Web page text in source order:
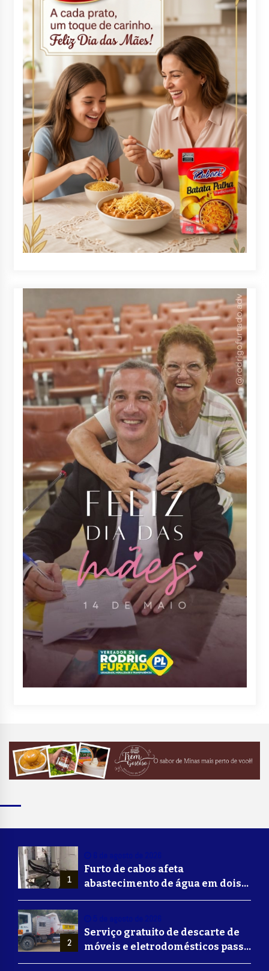
1
Furto de cabos afeta
abastecimento de água em dois
bairros de Volta Redonda
2
Serviço gratuito de descarte de
móveis e eletrodomésticos passa
a ser oferecido em Volta